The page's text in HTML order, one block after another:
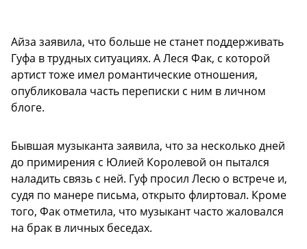
Айза заявила, что больше не станет поддерживать
Гуфа в трудных ситуациях. А Леся Фак, с которой
артист тоже имел романтические отношения,
опубликовала часть переписки с ним в личном
блоге.
Бывшая музыканта заявила, что за несколько дней
до примирения с Юлией Королевой он пытался
наладить связь с ней. Гуф просил Лесю о встрече и,
судя по манере письма, открыто флиртовал. Кроме
того, Фак отметила, что музыкант часто жаловался
на брак в личных беседах.